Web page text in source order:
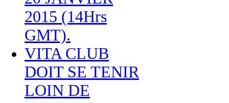
2015 (14Hrs
GMT).
VITA CLUB
DOIT SE TENIR
LOIN DE